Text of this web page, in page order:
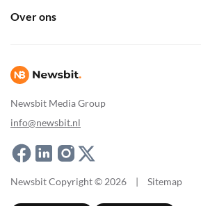
Newsbit Media Group
info@newsbit.nl
Over ons
Newsbit Copyright © 2026 | Sitemap